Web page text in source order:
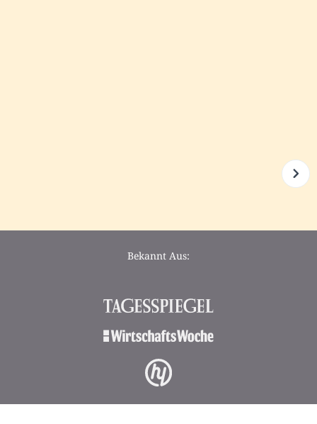
Bekannt Aus: